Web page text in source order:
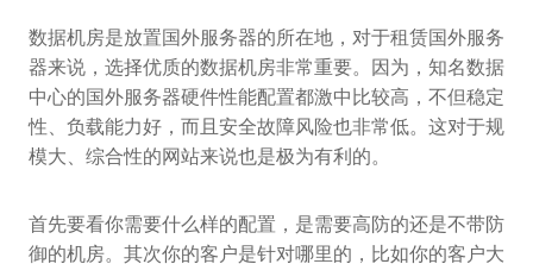
数据机房是放置国外服务器的所在地，对于租赁国外服务
器来说，选择优质的数据机房非常重要。因为，知名数据
中心的国外服务器硬件性能配置都激中比较高，不但稳定
性、负载能力好，而且安全故障风险也非常低。这对于规
模大、综合性的网站来说也是极为有利的。
首先要看你需要什么样的配置，是需要高防的还是不带防
御的机房。其次你的客户是针对哪里的，比如你的客户大